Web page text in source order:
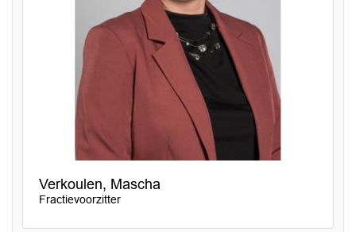
Verkoulen, Mascha
Fractievoorzitter